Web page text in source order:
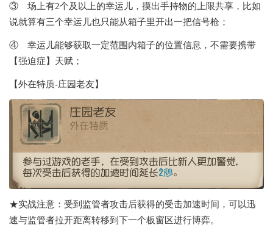
③ 场上有2个及以上的幸运儿，摸出手持物的上限共享，比如
说就算有三个幸运儿也只能从箱子里开出一把信号枪；
④ 幸运儿能够获取一定范围内箱子的位置信息，不需要携带
【强迫症】天赋；
【外在特质-庄园老友】
★实战注意：受到监管者攻击后获得的受击加速时间，可以迅
速与监管者拉开距离转移到下一个板窗区进行博弈。